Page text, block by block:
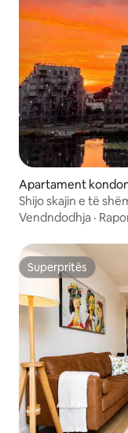
Apartament
Shijo skajin e të
Vendndodhja ·
Superpritës
Superpritës